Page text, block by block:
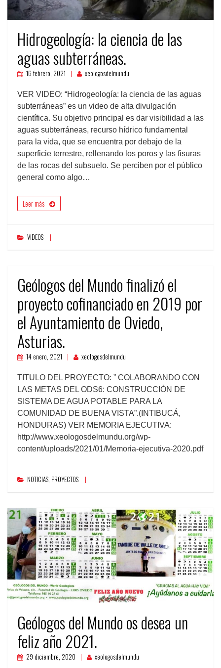
Hidrogeología: la ciencia de las
aguas subterráneas.
16 febrero, 2021 xeologosdelmundu
VER VIDEO: “Hidrogeología: la ciencia de las aguas
subterráneas” es un video de alta divulgación
científica. Su objetivo principal es dar visibilidad a las
aguas subterráneas, recurso hídrico fundamental
para la vida, que se encuentra por debajo de la
superficie terrestre, rellenando los poros y las fisuras
de las rocas del subsuelo. Se perciben por el público
general como algo…
Leer más
VIDEOS
Geólogos del Mundo finalizó el
proyecto cofinanciado en 2019 por
el Ayuntamiento de Oviedo,
Asturias.
14 enero, 2021 xeologosdelmundu
TITULO DEL PROYECTO: ” COLABORANDO CON
LAS METAS DEL ODS6: CONSTRUCCIÓN DE
SISTEMA DE AGUA POTABLE PARA LA
COMUNIDAD DE BUENA VISTA”.(INTIBUCÁ,
HONDURAS) VER MEMORIA EJECUTIVA:
http://www.xeologosdelmundu.org/wp-
content/uploads/2021/01/Memoria-ejecutiva-2020.pdf
NOTICIAS, PROYECTOS
Geólogos del Mundo os desea un
feliz año 2021.
29 diciembre, 2020 xeologosdelmundu